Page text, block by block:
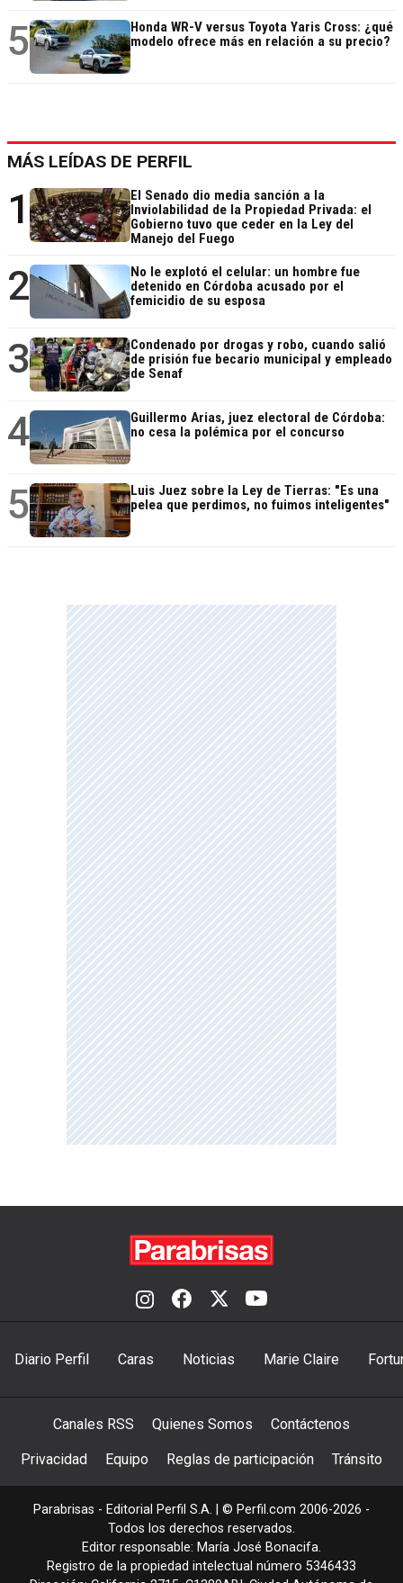
5
Honda WR-V versus Toyota Yaris Cross: ¿qué
modelo ofrece más en relación a su precio?
MÁS LEÍDAS DE PERFIL
1
El Senado dio media sanción a la
Inviolabilidad de la Propiedad Privada: el
Gobierno tuvo que ceder en la Ley del
Manejo del Fuego
2
No le explotó el celular: un hombre fue
detenido en Córdoba acusado por el
femicidio de su esposa
3
Condenado por drogas y robo, cuando salió
de prisión fue becario municipal y empleado
de Senaf
4
Guillermo Arias, juez electoral de Córdoba:
no cesa la polémica por el concurso
5
Luis Juez sobre la Ley de Tierras: "Es una
pelea que perdimos, no fuimos inteligentes"
Diario Perfil Caras Noticias Marie Claire
Canales RSS Quienes Somos Contáctenos
Privacidad Equipo Reglas de participación Tránsito
Parabrisas - Editorial Perfil S.A. | © Perfil.com 2006-2026 -
Todos los derechos reservados.
Editor responsable: María José Bonacifa.
Registro de la propiedad intelectual número 5346433